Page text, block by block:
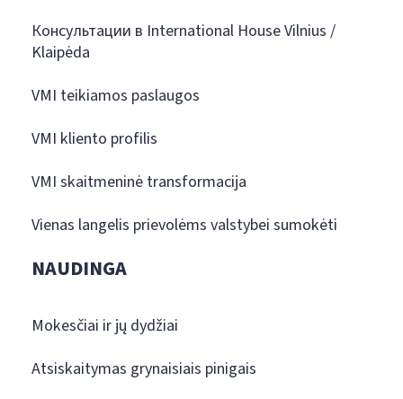
Консультации в International House Vilnius /
Klaipėda
VMI teikiamos paslaugos
VMI kliento profilis
VMI skaitmeninė transformacija
Vienas langelis prievolėms valstybei sumokėti
NAUDINGA
Mokesčiai ir jų dydžiai
Atsiskaitymas grynaisiais pinigais